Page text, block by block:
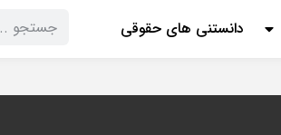
دانستنی های حقوقی